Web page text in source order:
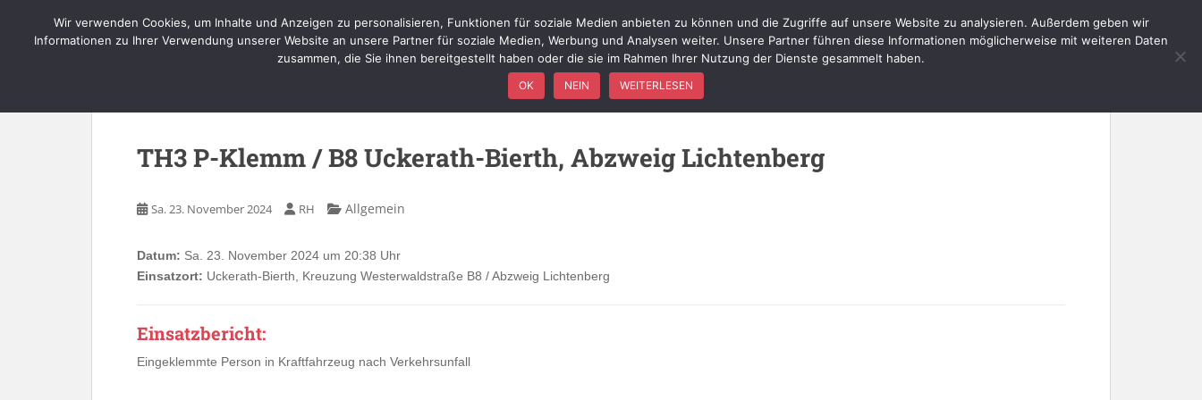
WIR ÜBER UNS FÖRDERVEREIN FAHRZEUGE EINSÄTZE AKTUELLES SERVICE KONTAKT
TH3 P-Klemm / B8 Uckerath-Bierth, Abzweig Lichtenberg
Sa. 23. November 2024 RH Allgemein
Datum: Sa. 23. November 2024 um 20:38 Uhr
Einsatzort: Uckerath-Bierth, Kreuzung Westerwaldstraße B8 / Abzweig Lichtenberg
Einsatzbericht:
Eingeklemmte Person in Kraftfahrzeug nach Verkehrsunfall
Wir verwenden Cookies, um Inhalte und Anzeigen zu personalisieren, Funktionen für soziale Medien anbieten zu können und die Zugriffe auf unsere Website zu analysieren. Außerdem geben wir
Informationen zu Ihrer Verwendung unserer Website an unsere Partner für soziale Medien, Werbung und Analysen weiter. Unsere Partner führen diese Informationen möglicherweise mit weiteren Daten
zusammen, die Sie ihnen bereitgestellt haben oder die sie im Rahmen Ihrer Nutzung der Dienste gesammelt haben.
OK NEIN WEITERLESEN